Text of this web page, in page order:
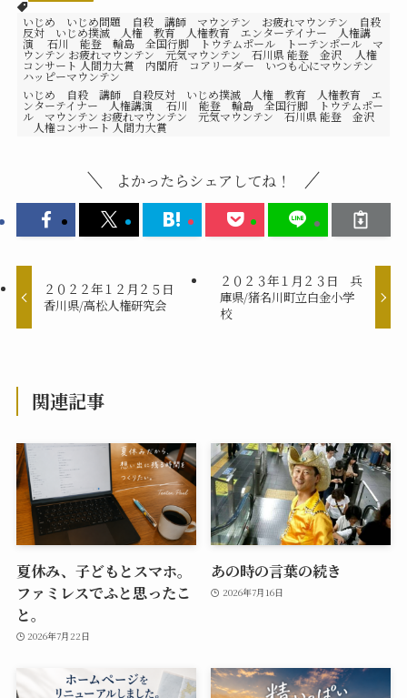
いじめ いじめ問題 自殺 講師 マウンテン お疲れマウンテン 自殺
反対 いじめ撲滅 人権 教育 人権教育 エンターテイナー 人権講
演 石川 能登 輪島 全国行脚 トウテムポール トーテンポール マ
ウンテン お疲れマウンテン 元気マウンテン 石川県 能登 金沢 人権
コンサート 人間力大賞 内閣府 コアリーダー いつも心にマウンテン
ハッピーマウンテン
いじめ 自殺 講師 自殺反対 いじめ撲滅 人権 教育 人権教育 エ
ンターテイナー 人権講演 石川 能登 輪島 全国行脚 トウテムポー
ル マウンテン お疲れマウンテン 元気マウンテン 石川県 能登 金沢
人権コンサート 人間力大賞
よかったらシェアしてね！
２０２２年１２月２５日
香川県/高松人権研究会
２０２３年１月２３日 兵
庫県/猪名川町立白金小学
校
関連記事
夏休み、子どもとスマホ。
ファミレスでふと思ったこ
と。
2026年7月22日
あの時の言葉の続き
2026年7月16日